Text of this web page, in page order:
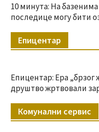
10 минута: На
последице могу бити
Епицентар
Епицентар: Ера „брзог
друштво жртвовали
Комунални сервис